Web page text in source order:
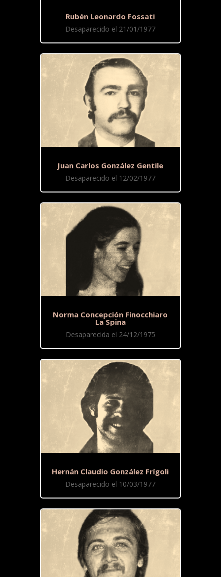
Rubén Leonardo Fossati
Desaparecido el 21/01/1977
Juan Carlos González Gentile
Desaparecido el 12/02/1977
Norma Concepción Finocchiaro
La Spina
Desaparecida el 24/12/1975
Hernán Claudio González Frígoli
Desaparecido el 10/03/1977